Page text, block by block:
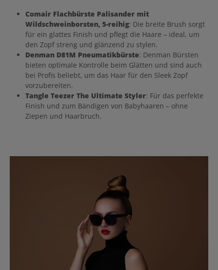
Comair Flachbürste Palisander mit
Wildschweinborsten, 5-reihig: Die breite Brush sorgt
für ein glattes Finish und pflegt die Haare – ideal, um
den Zopf streng und glänzend zu stylen.
Denman D81M Pneumatikbürste: Denman Bürsten
bieten optimale Kontrolle beim Glätten und sind auch
bei Profis beliebt, um das Haar für den Sleek Zopf
vorzubereiten.
Tangle Teezer The Ultimate Styler: Für das perfekte
Finish und zum Bändigen von Babyhaaren – ohne
Ziepen und Haarbruch.